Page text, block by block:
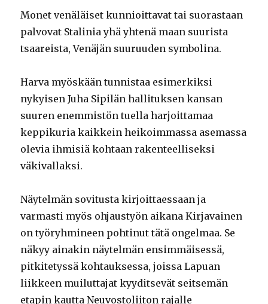
Monet venäläiset kunnioittavat tai suorastaan
palvovat Stalinia yhä yhtenä maan suurista
tsaareista, Venäjän suuruuden symbolina.
Harva myöskään tunnistaa esimerkiksi
nykyisen Juha Sipilän hallituksen kansan
suuren enemmistön tuella harjoittamaa
keppikuria kaikkein heikoimmassa asemassa
olevia ihmisiä kohtaan rakenteelliseksi
väkivallaksi.
Näytelmän sovitusta kirjoittaessaan ja
varmasti myös ohjaustyön aikana Kirjavainen
on työryhmineen pohtinut tätä ongelmaa. Se
näkyy ainakin näytelmän ensimmäisessä,
pitkitetyssä kohtauksessa, joissa Lapuan
liikkeen muiluttajat kyyditsevät seitsemän
etapin kautta Neuvostoliiton rajalle